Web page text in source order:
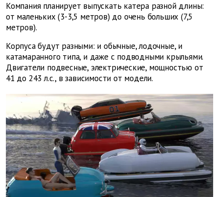
Компания планирует выпускать катера разной длины:
от маленьких (3-3,5 метров) до очень больших (7,5
метров).
Корпуса будут разными: и обычные, лодочные, и
катамаранного типа, и даже с подводными крыльями.
Двигатели подвесные, электрические, мощностью от
41 до 243 л.с., в зависимости от модели.